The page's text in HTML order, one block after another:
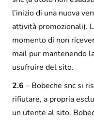
l’inizio di una nuova
attività promozionali).
momento di non
mail pur mantenendo
usufruire del sito.
2.6 – Bobeche snc si
rifiutare, a propria
un utente al sito.